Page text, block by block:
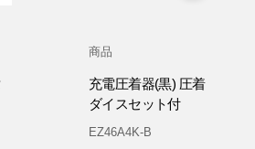
商品
充電圧着器(黒) 圧着
ダイスセット付
EZ46A4K-B